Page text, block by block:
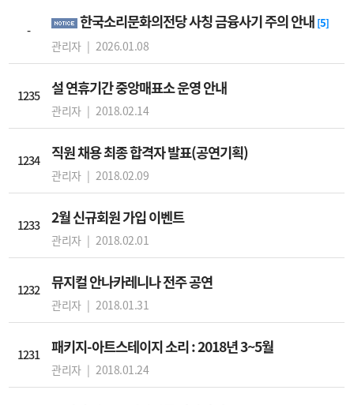
- 한국소리문화의전당 사칭 금융사기 주의 안내 [5]
관리자 | 2026.01.08
1235 설 연휴기간 중앙매표소 운영 안내
관리자 | 2018.02.14
1234 직원 채용 최종 합격자 발표(공연기획)
관리자 | 2018.02.09
1233 2월 신규회원 가입 이벤트
관리자 | 2018.02.01
1232 뮤지컬 안나카레니나 전주 공연
관리자 | 2018.01.31
1231 패키지-아트스테이지 소리 : 2018년 3~5월
관리자 | 2018.01.24